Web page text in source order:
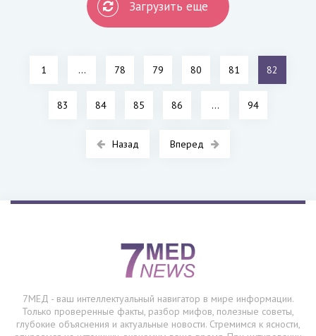
Загрузить еще
Назад
1 ... 78 79 80 81 82
83 84 85 86 ... 94
Вперед
7МЕД - ваш интеллектуальный навигатор в мире информации.
Только проверенные факты, разбор мифов, полезные советы,
глубокие объяснения и актуальные новости. Стремимся к ясности,